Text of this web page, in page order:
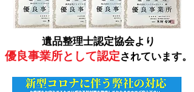
遺品整理士認定協会より
優良事業所として認定されています。